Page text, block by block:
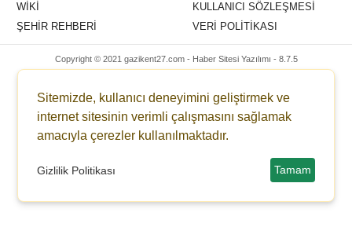
WİKİ
ŞEHİR REHBERİ
KULLANICI SÖZLEŞMESI
VERI POLITIKASI
Sitemizde, kullanıcı deneyimini geliştirmek ve
internet sitesinin verimli çalışmasını sağlamak
amacıyla çerezler kullanılmaktadır.
Gizlilik Politikası Tamam
Copyright © 2021 gazikent27.com - Haber Sitesi Yazılımı - 8.7.5